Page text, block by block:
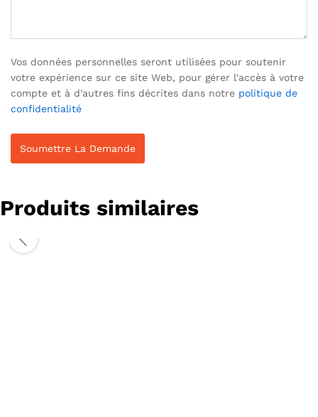
Vos données personnelles seront utilisées pour soutenir
votre expérience sur ce site Web, pour gérer l'accès à votre
compte et à d'autres fins décrites dans notre politique de
confidentialité
Produits similaires